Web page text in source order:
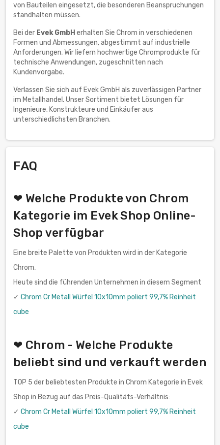
von Bauteilen eingesetzt, die besonderen Beanspruchungen
standhalten müssen.
Bei der Evek GmbH erhalten Sie Chrom in verschiedenen
Formen und Abmessungen, abgestimmt auf industrielle
Anforderungen. Wir liefern hochwertige Chromprodukte für
technische Anwendungen, zugeschnitten nach
Kundenvorgabe.
Verlassen Sie sich auf Evek GmbH als zuverlässigen Partner
im Metallhandel. Unser Sortiment bietet Lösungen für
Ingenieure, Konstrukteure und Einkäufer aus
unterschiedlichsten Branchen.
FAQ
❤ Welche Produkte von Chrom
Kategorie im Evek Shop Online-
Shop verfügbar
Eine breite Palette von Produkten wird in der Kategorie
Chrom.
Heute sind die führenden Unternehmen in diesem Segment
✓ Chrom Cr Metall Würfel 10x10mm poliert 99,7% Reinheit
cube
❤ Chrom - Welche Produkte
beliebt sind und verkauft werden
TOP 5 der beliebtesten Produkte in Chrom Kategorie in Evek
Shop in Bezug auf das Preis-Qualitäts-Verhältnis:
✓ Chrom Cr Metall Würfel 10x10mm poliert 99,7% Reinheit
cube